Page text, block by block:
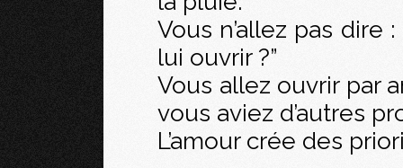
Vous n’allez pas dire
lui ouvrir ?”
Vous allez ouvrir par
vous aviez d’autres
L’amour crée des